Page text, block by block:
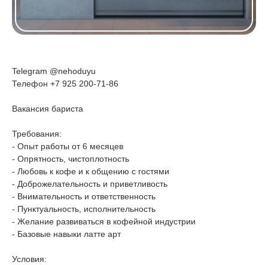
Telegram @nehoduyu
Телефон +7 925 200-71-86
Вакансия бариста
Требования:
- Опыт работы от 6 месяцев
- Опрятность, чистоплотность
- Любовь к кофе и к общению с гостями
- Доброжелательность и приветливость
- Внимательность и ответственность
- Пунктуальность, исполнительность
- Желание развиваться в кофейной индустрии
- Базовые навыки латте арт
Условия: